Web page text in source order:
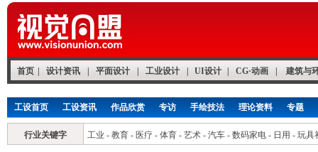
首页 设计资讯 平面设计 工业设计 UI设计 CG·动画 建筑与
工设首页 工设资讯 作品欣赏 专访 手绘技法 理论资料 专题
行业关键字 工业 - 教育 - 医疗 - 体育 - 艺术 - 汽车 - 数码家电 - 日用 - 玩具